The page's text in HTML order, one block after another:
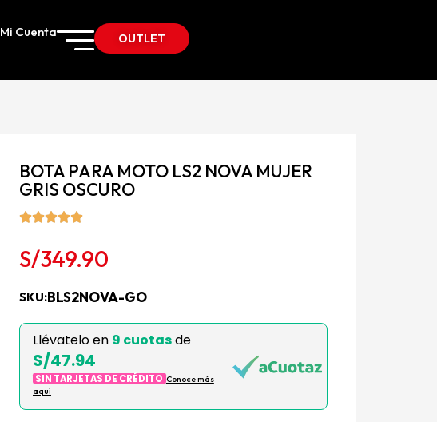
Mi Cuenta OUTLET
BOTA PARA MOTO LS2 NOVA MUJER
GRIS OSCURO
S/349.90
SKU:BLS2NOVA-GO
Llévatelo en 9 cuotasde
S/47.94
SIN TARJETAS DE CRÉDITO Conoce más
aqui